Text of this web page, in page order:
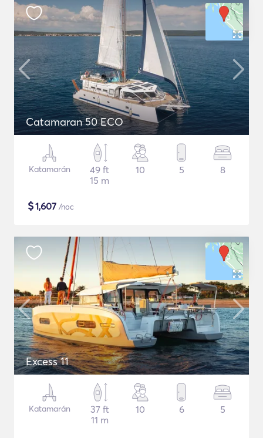
Catamaran 50 ECO
Katamarán
49 ft
15 m
10 5 8
$1,607 /noc
Excess 11
Katamarán
37 ft
11 m
10 6 5